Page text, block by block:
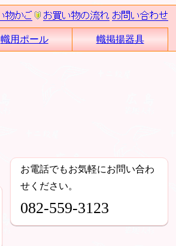
幟用ポール 幟掲揚器具
お電話でもお気軽にお問い合わ
せください。
082-559-3123